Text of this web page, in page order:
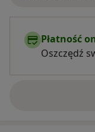
Płatność
Oszczędź